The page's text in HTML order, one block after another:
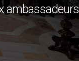
ambassadeurs